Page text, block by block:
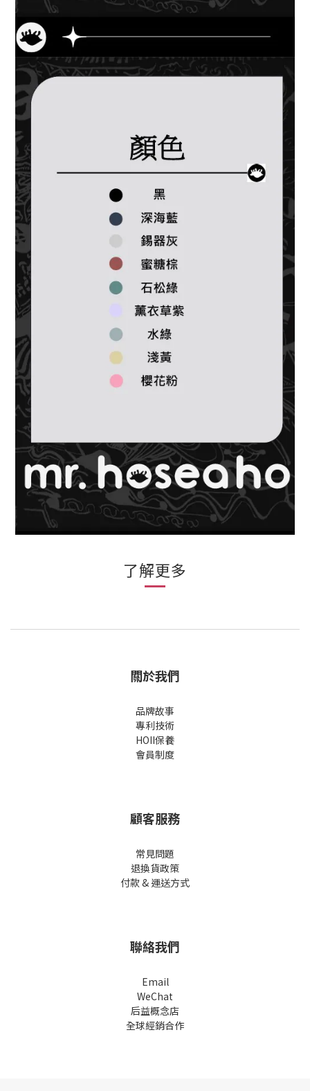
了解更多
關於我們
品牌故事
專利技術
HOII保養
會員制度
顧客服務
常見問題
退換貨政策
付款 & 運送方式
聯絡我們
Email
WeChat
后益概念店
全球經銷合作